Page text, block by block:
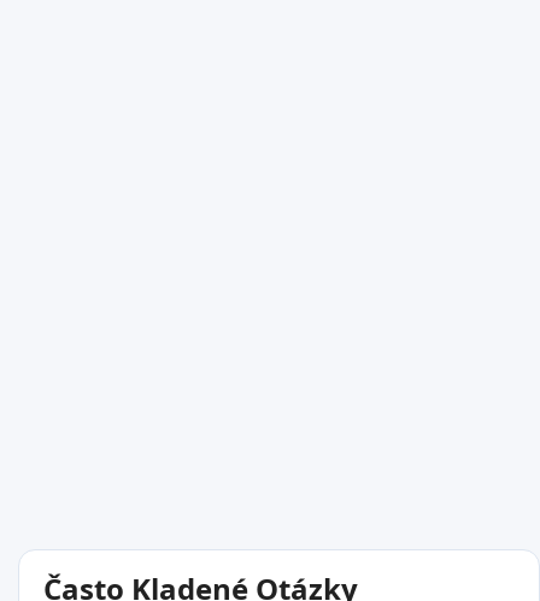
Často Kladené Otázky